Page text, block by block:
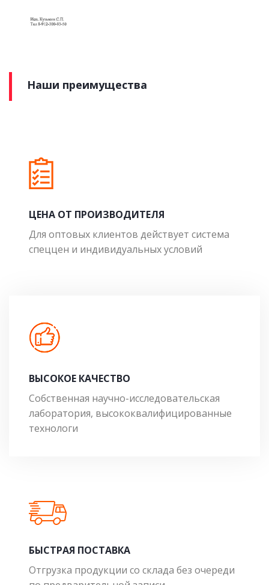
Наши преимущества
ЦЕНА ОТ ПРОИЗВОДИТЕЛЯ
Для оптовых клиентов действует система
спеццен и индивидуальных условий
ВЫСОКОЕ КАЧЕСТВО
Собственная научно-исследовательская
лаборатория, высококвалифицированные
технологи
БЫСТРАЯ ПОСТАВКА
Отгрузка продукции со склада без очереди